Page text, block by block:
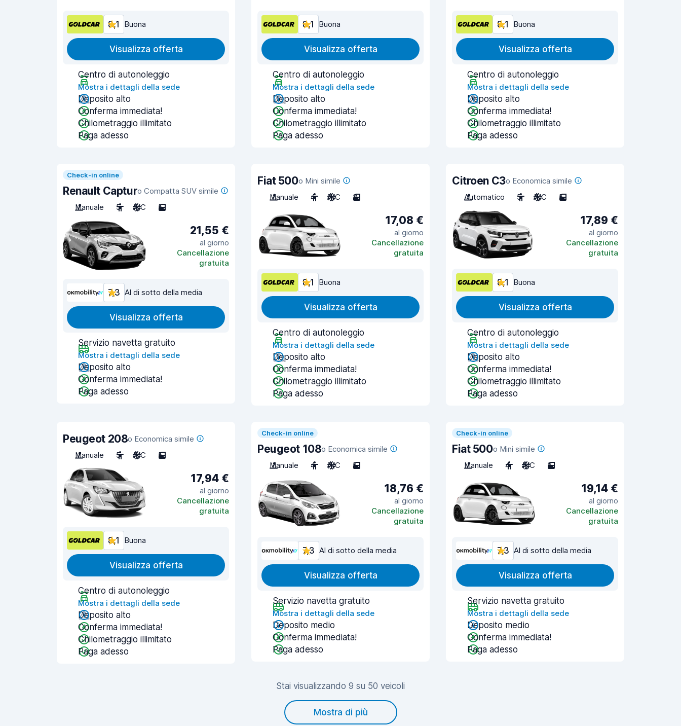
8,1 Buona
Visualizza offerta
Centro di autonoleggio
Mostra i dettagli della sede
Deposito alto
Conferma immediata!
Chilometraggio illimitato
Paga adesso
8,1 Buona
Visualizza offerta
Centro di autonoleggio
Mostra i dettagli della sede
Deposito alto
Conferma immediata!
Chilometraggio illimitato
Paga adesso
8,1 Buona
Visualizza offerta
Centro di autonoleggio
Mostra i dettagli della sede
Deposito alto
Conferma immediata!
Chilometraggio illimitato
Paga adesso
Check-in online
Renault Capturo Compatta SUV simile
Manuale
5 A/C 5
21,55 €
al giorno
Cancellazione
gratuita
7,3 Al di sotto della media
Visualizza offerta
Servizio navetta gratuito
Mostra i dettagli della sede
Deposito alto
Conferma immediata!
Paga adesso
Fiat 500o Mini simile
Manuale
4 A/C 3
17,08 €
al giorno
Cancellazione
gratuita
8,1 Buona
Visualizza offerta
Centro di autonoleggio
Mostra i dettagli della sede
Deposito alto
Conferma immediata!
Chilometraggio illimitato
Paga adesso
Citroen C3o Economica simile
Automatico
5 A/C 5
17,89 €
al giorno
Cancellazione
gratuita
8,1 Buona
Visualizza offerta
Centro di autonoleggio
Mostra i dettagli della sede
Deposito alto
Conferma immediata!
Chilometraggio illimitato
Paga adesso
Peugeot 208o Economica simile
Manuale
5 A/C 5
17,94 €
al giorno
Cancellazione
gratuita
8,1 Buona
Visualizza offerta
Centro di autonoleggio
Mostra i dettagli della sede
Deposito alto
Conferma immediata!
Chilometraggio illimitato
Paga adesso
Check-in online
Peugeot 108o Economica simile
Manuale
4 A/C 5
18,76 €
al giorno
Cancellazione
gratuita
7,3 Al di sotto della media
Visualizza offerta
Servizio navetta gratuito
Mostra i dettagli della sede
Deposito medio
Conferma immediata!
Paga adesso
Check-in online
Fiat 500o Mini simile
Manuale
4 A/C 3
19,14 €
al giorno
Cancellazione
gratuita
7,3 Al di sotto della media
Visualizza offerta
Servizio navetta gratuito
Mostra i dettagli della sede
Deposito medio
Conferma immediata!
Paga adesso
Stai visualizzando 9 su 50 veicoli
Mostra di più